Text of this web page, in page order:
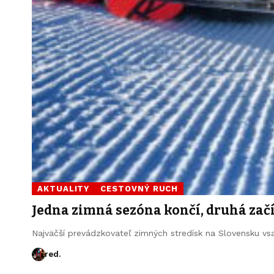
AKTUALITY CESTOVNÝ RUCH
Jedna zimná sezóna končí, druhá
Najväčší prevádzkovateľ zimných stredísk na Slovensku
red.